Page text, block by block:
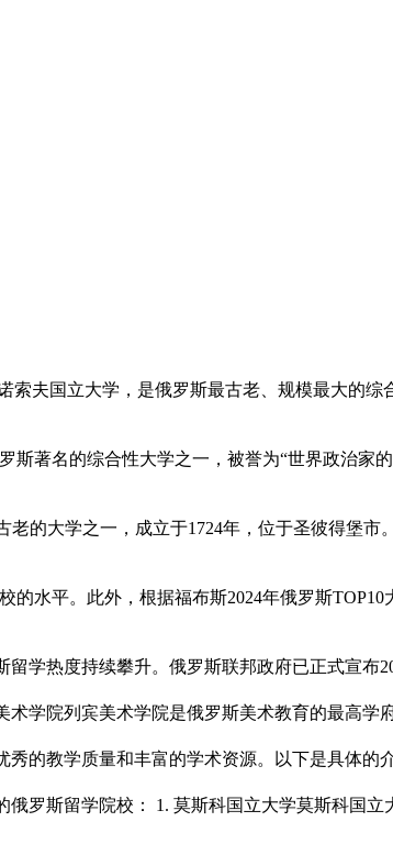
索夫国立大学，是俄罗斯最古老、规模最大的综
斯著名的综合性大学之一，被誉为“世界政治家
老的大学之一，成立于1724年，位于圣彼得堡市
水平‌。此外，根据福布斯2024年俄罗斯
学热度持续攀升。俄罗斯联邦政府已正式宣布
学院‌列宾美术学院是俄罗斯美术教育的最高学
的教学质量和丰富的学术资源‌。以下是具体的
罗斯留学院校： ‌1. 莫斯科国立大学‌莫斯科国